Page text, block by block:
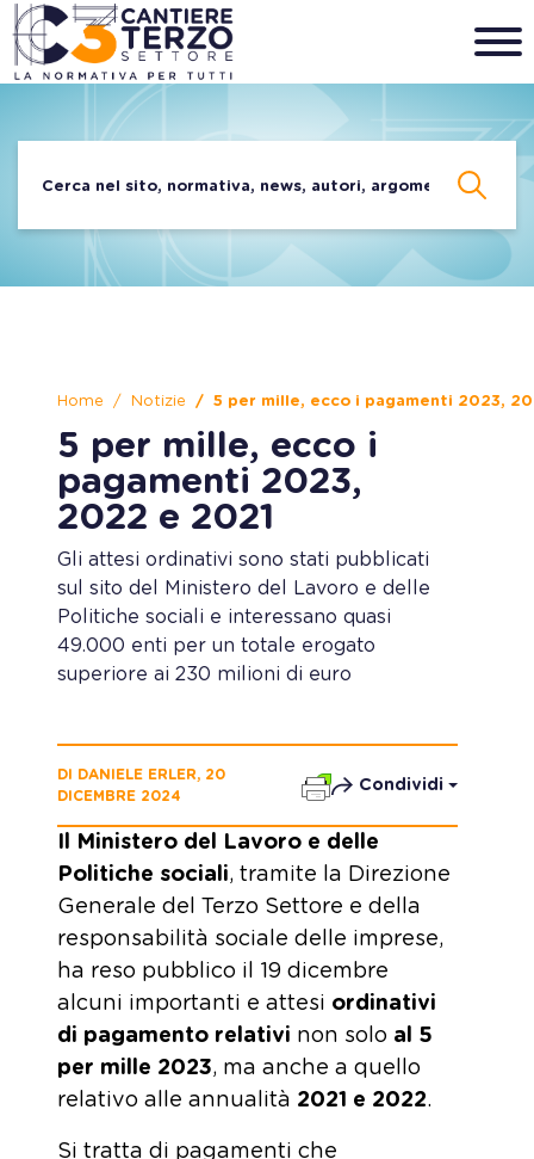
Home Notizie 5 per mille, ecco i pagamenti 2023,
5 per mille, ecco i
pagamenti 2023,
2022 e 2021
Gli attesi ordinativi sono stati pubblicati
sul sito del Ministero del Lavoro e delle
Politiche sociali e interessano quasi
49.000 enti per un totale erogato
superiore ai 230 milioni di euro
DI DANIELE ERLER, 20
DICEMBRE 2024
Condividi
Il Ministero del Lavoro e delle
Politiche sociali, tramite la Direzione
Generale del Terzo Settore e della
responsabilità sociale delle imprese,
ha reso pubblico il 19 dicembre
alcuni importanti e attesi ordinativi
di pagamento relativi non solo al 5
per mille 2023, ma anche a quello
relativo alle annualità 2021 e 2022.
Si tratta di pagamenti che